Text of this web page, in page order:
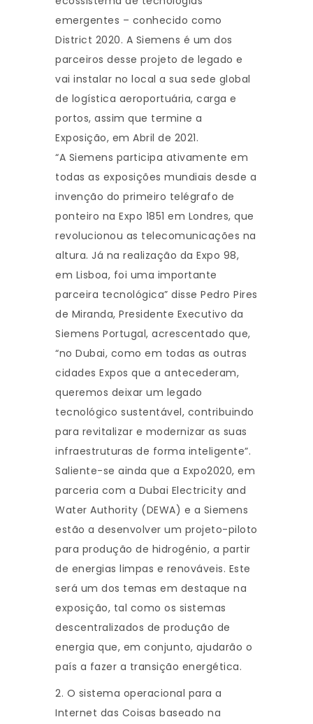
emergentes – conhecido como
District 2020. A Siemens é um dos
parceiros desse projeto de legado e
vai instalar no local a sua sede global
de logística aeroportuária, carga e
portos, assim que termine a
Exposição, em Abril de 2021.
“A Siemens participa ativamente em
todas as exposições mundiais desde a
invenção do primeiro telégrafo de
ponteiro na Expo 1851 em Londres, que
revolucionou as telecomunicações na
altura. Já na realização da Expo 98,
em Lisboa, foi uma importante
parceira tecnológica” disse Pedro Pires
de Miranda, Presidente Executivo da
Siemens Portugal, acrescentado que,
“no Dubai, como em todas as outras
cidades Expos que a antecederam,
queremos deixar um legado
tecnológico sustentável, contribuindo
para revitalizar e modernizar as suas
infraestruturas de forma inteligente”.
Saliente-se ainda que a Expo2020, em
parceria com a Dubai Electricity and
Water Authority (DEWA) e a Siemens
estão a desenvolver um projeto-piloto
para produção de hidrogénio, a partir
de energias limpas e renováveis. Este
será um dos temas em destaque na
exposição, tal como os sistemas
descentralizados de produção de
energia que, em conjunto, ajudarão o
país a fazer a transição energética.
2. O sistema operacional para a
Internet das Coisas baseado na